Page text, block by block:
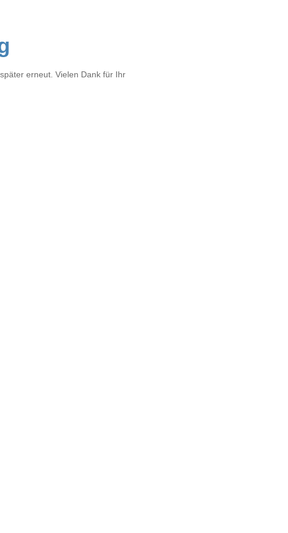
erneut. Vielen Dank für Ihr